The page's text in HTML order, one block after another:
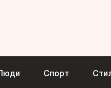
Спорт